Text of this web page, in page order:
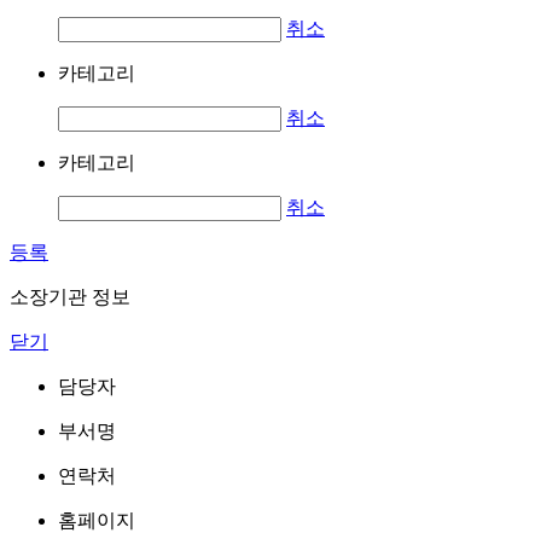
취소
카테고리
취소
카테고리
취소
등록
소장기관 정보
닫기
담당자
부서명
연락처
홈페이지